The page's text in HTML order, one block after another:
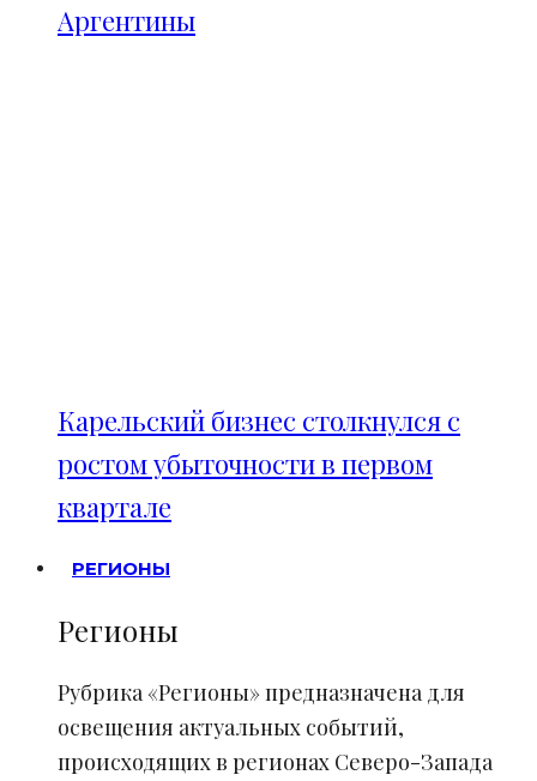
Аргентины
Карельский бизнес столкнулся с
ростом убыточности в первом
квартале
РЕГИОНЫ
Регионы
Рубрика «Регионы» предназначена для
освещения актуальных событий,
происходящих в регионах Северо-Запада